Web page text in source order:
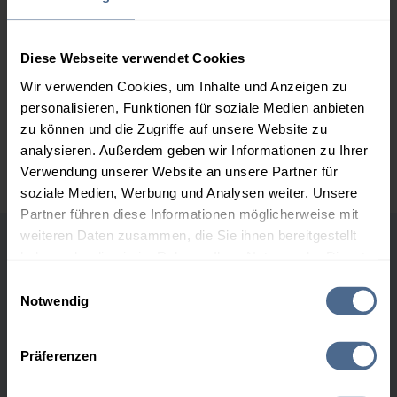
Diese Webseite verwendet Cookies
Wir verwenden Cookies, um Inhalte und Anzeigen zu
personalisieren, Funktionen für soziale Medien anbieten
zu können und die Zugriffe auf unsere Website zu
analysieren. Außerdem geben wir Informationen zu Ihrer
Verwendung unserer Website an unsere Partner für
soziale Medien, Werbung und Analysen weiter. Unsere
Partner führen diese Informationen möglicherweise mit
weiteren Daten zusammen, die Sie ihnen bereitgestellt
Notwendig
Präferenzen
5.000 Liter
153,18 €
153,18 €
0,00 €
Preise für Heizöl in Standardqualität nach Ö-Norm C 1109 in € / 100
Liter inkl. MwSt. und Lieferung bei einer Lieferstelle.
Heizölpreis-Höchstwerte